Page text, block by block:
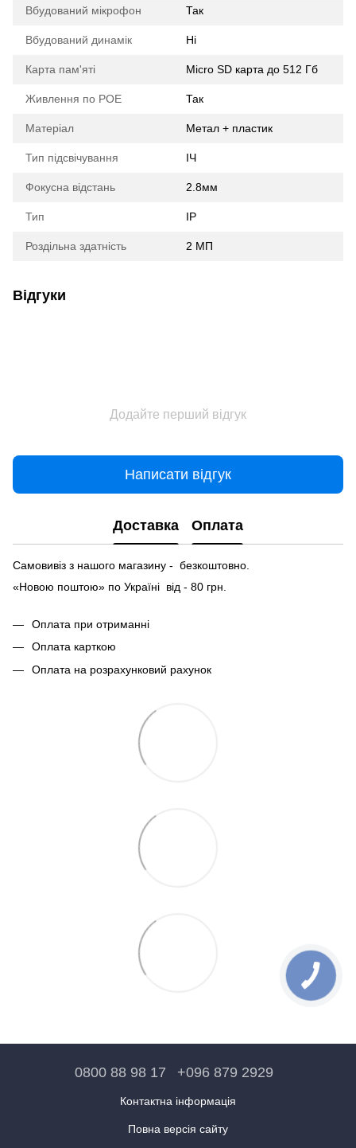
Вбудований мікрофон Так
Вбудований динамік Ні
Карта пам'яті Micro SD карта до 512 Гб
Живлення по POE Так
Матеріал Метал + пластик
Тип підсвічування ІЧ
Фокусна відстань 2.8мм
Тип IP
Роздільна здатність 2 МП
Відгуки
Додайте перший відгук
Написати відгук
Доставка Оплата
Самовивіз з нашого магазину - безкоштовно.
«Новою поштою» по Україні від - 80 грн.
Оплата при отриманні
Оплата карткою
Оплата на розрахунковий рахунок
0800 88 98 17 +096 879 2929
Контактна інформація
Повна версія сайту